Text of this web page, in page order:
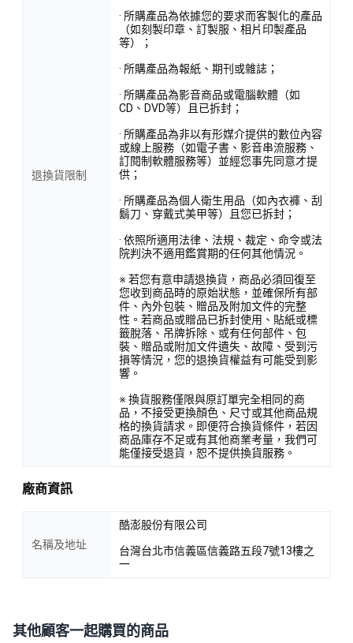
退換貨限制
· 所購產品為依據您的要求而客製化的產品
（如刻製印章、訂製服、相片印製產品
等）；
· 所購產品為報紙、期刊或雜誌；
· 所購產品為影音商品或電腦軟體（如
CD、DVD等）且已拆封；
· 所購產品為非以有形媒介提供的數位內容
或線上服務（如電子書、影音串流服務、
訂閱制軟體服務等）並經您事先同意才提
供；
· 所購產品為個人衛生用品（如內衣褲、刮
鬍刀、穿戴式美甲等）且您已拆封；
· 依照所適用法律、法規、裁定、命令或法
院判決不適用鑑賞期的任何其他情況。
※ 若您有意申請退換貨，商品必須回復至
您收到商品時的原始狀態，並確保所有部
件、內外包裝、贈品及附加文件的完整
性。若商品或贈品已拆封使用、貼紙或標
籤脫落、吊牌拆除、或有任何部件、包
裝、贈品或附加文件遺失、故障、受到污
損等情況，您的退換貨權益有可能受到影
響。
※ 換貨服務僅限與原訂單完全相同的商
品，不接受更換顏色、尺寸或其他商品規
格的換貨請求。即便符合換貨條件，若因
商品庫存不足或有其他商業考量，我們可
能僅接受退貨，恕不提供換貨服務。
廠商資訊
名稱及地址
酷澎股份有限公司
台灣台北市信義區信義路五段7號13樓之
一
其他顧客一起購買的商品